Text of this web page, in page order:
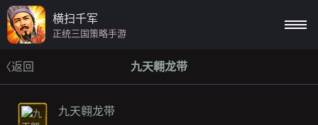
横扫千军
正统三国策略手游
〈返回 九天翱龙带
九天翱龙带